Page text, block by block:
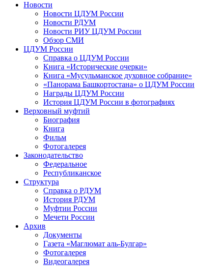
Новости
Новости ЦДУМ России
Новости РДУМ
Новости РИУ ЦДУМ России
Обзор СМИ
ЦДУМ России
Справка о ЦДУМ России
Книга «Исторические очерки»
Книга «Мусульманское духовное собрание»
«Панорама Башкортостана» о ЦДУМ России
Награды ЦДУМ России
История ЦДУМ России в фотографиях
Верховный муфтий
Биография
Книга
Фильм
Фотогалерея
Законодательство
Федеральное
Республиканское
Структура
Справка о РДУМ
История РДУМ
Муфтии России
Мечети России
Архив
Документы
Газета «Маглюмат аль-Булгар»
Фотогалерея
Видеогалерея